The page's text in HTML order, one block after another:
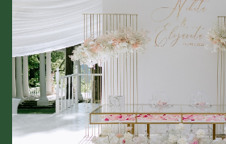
Создание